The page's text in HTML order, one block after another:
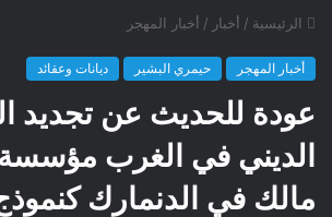
الرئيسية / أخبار / أخبار المهجر
أخبار المهجر حيمري البشير ديانات وعقائد
عودة للحديث عن تجديد
الديني في الغرب مؤسسة
مالك في الدنمارك